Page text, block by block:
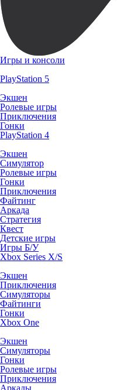
Игры и консоли
PlayStation 5
Экшен
Ролевые игры
Приключения
Гонки
PlayStation 4
Экшен
Симулятор
Ролевые игры
Гонки
Приключения
Файтинг
Аркада
Стратегия
Квест
Детские игры
Игры Б/У
Xbox Series X/S
Экшен
Приключения
Симуляторы
Файтинги
Гонки
Xbox One
Экшен
Симуляторы
Гонки
Ролевые игры
Приключения
Аркады